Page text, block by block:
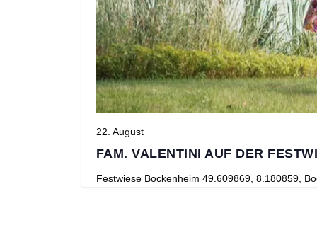
FAM. VALENTINI AUF DER
22. August
Festwiese Bockenheim 49.609869, 8.180859,